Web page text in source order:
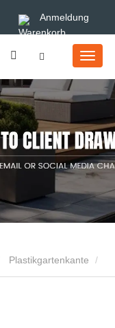
Anmeldung
Plastikgartenkante